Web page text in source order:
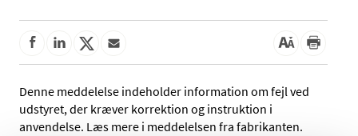
Denne meddelelse indeholder information om fejl ved
udstyret, der kræver korrektion og instruktion i
anvendelse. Læs mere i meddelelsen fra fabrikanten.